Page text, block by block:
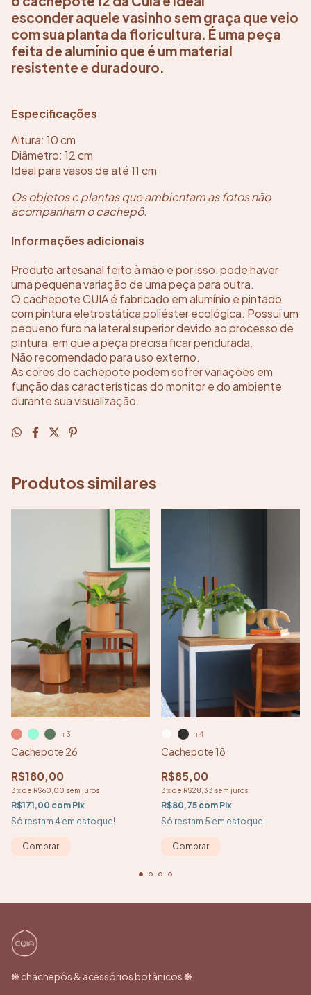
esconder aquele vasinho sem graça que veio
com sua planta da floricultura. É uma peça
feita de alumínio que é um material
resistente e duradouro.
Especificações
Altura: 10 cm
Diâmetro: 12 cm
Ideal para vasos de até 11 cm
Os objetos e plantas que ambientam as fotos não
acompanham o cachepô.
Informações adicionais
Produto artesanal feito à mão e por isso, pode haver
uma pequena variação de uma peça para outra.
O cachepote CUIA é fabricado em alumínio e pintado
com pintura eletrostática poliéster ecológica. Possui um
pequeno furo na lateral superior devido ao processo de
pintura, em que a peça precisa ficar pendurada.
Não recomendado para uso externo.
As cores do cachepote podem sofrer variações em
função das características do monitor e do ambiente
durante sua visualização.
Produtos similares
Cachepote 26
R$180,00
3 xde R$60,00 sem juros
R$171,00 com Pix
Só restam 4 em estoque!
+3
Comprar
Cachepote 18
R$85,00
3 xde R$28,33 sem juros
R$80,75 com Pix
Só restam 5 em estoque!
+4
Comprar
❋ chachepôs & acessórios botânicos ❋